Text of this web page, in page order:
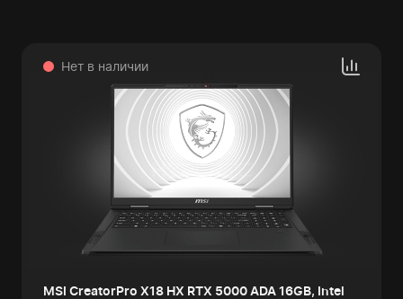
Нет в наличии
MSI CreatorPro X18 HX RTX 5000 ADA 16GB, Intel